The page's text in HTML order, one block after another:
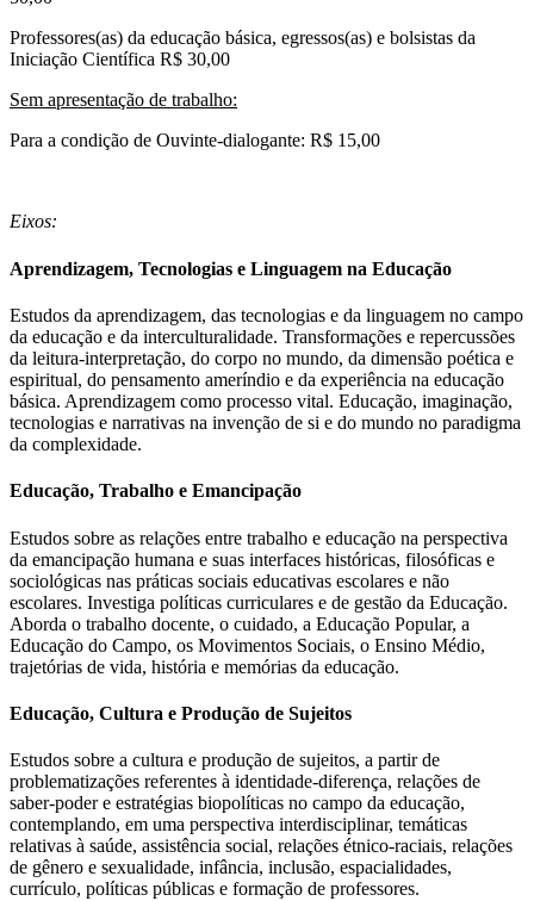
Professores(as) da educação básica, egressos(as) e bolsistas da
Iniciação Científica R$ 30,00
Sem apresentação de trabalho:
Para a condição de Ouvinte-dialogante: R$ 15,00
Eixos:
Aprendizagem, Tecnologias e Linguagem na Educação
Estudos da aprendizagem, das tecnologias e da linguagem no campo
da educação e da interculturalidade. Transformações e repercussões
da leitura-interpretação, do corpo no mundo, da dimensão poética e
espiritual, do pensamento ameríndio e da experiência na educação
básica. Aprendizagem como processo vital. Educação, imaginação,
tecnologias e narrativas na invenção de si e do mundo no paradigma
da complexidade.
Educação, Trabalho e Emancipação
Estudos sobre as relações entre trabalho e educação na perspectiva
da emancipação humana e suas interfaces históricas, filosóficas e
sociológicas nas práticas sociais educativas escolares e não
escolares. Investiga políticas curriculares e de gestão da Educação.
Aborda o trabalho docente, o cuidado, a Educação Popular, a
Educação do Campo, os Movimentos Sociais, o Ensino Médio,
trajetórias de vida, história e memórias da educação.
Educação, Cultura e Produção de Sujeitos
Estudos sobre a cultura e produção de sujeitos, a partir de
problematizações referentes à identidade-diferença, relações de
saber-poder e estratégias biopolíticas no campo da educação,
contemplando, em uma perspectiva interdisciplinar, temáticas
relativas à saúde, assistência social, relações étnico-raciais, relações
de gênero e sexualidade, infância, inclusão, espacialidades,
currículo, políticas públicas e formação de professores.